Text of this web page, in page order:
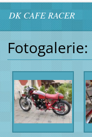
DK CAFE RACER